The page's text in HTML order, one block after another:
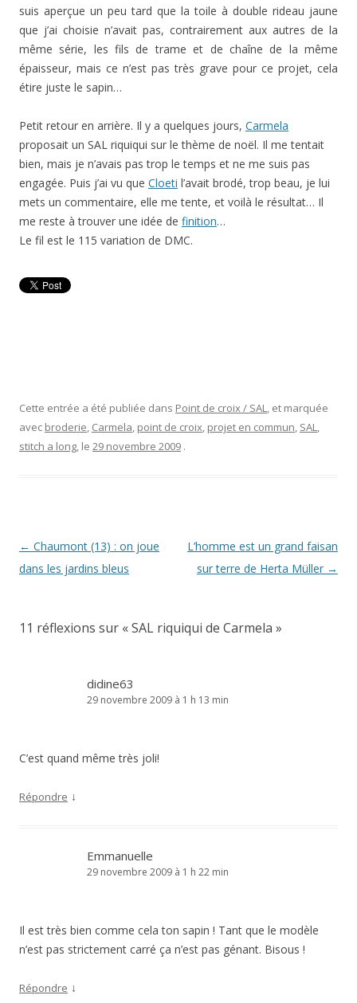
suis aperçue un peu tard que la toile à double rideau jaune
que j’ai choisie n’avait pas, contrairement aux autres de la
même série, les fils de trame et de chaîne de la même
épaisseur, mais ce n’est pas très grave pour ce projet, cela
étire juste le sapin…
Petit retour en arrière. Il y a quelques jours, Carmela
proposait un SAL riquiqui sur le thème de noël. Il me tentait
bien, mais je n’avais pas trop le temps et ne me suis pas
engagée. Puis j’ai vu que Cloeti l’avait brodé, trop beau, je lui
mets un commentaire, elle me tente, et voilà le résultat… Il
me reste à trouver une idée de finition…
Le fil est le 115 variation de DMC.
Cette entrée a été publiée dans Point de croix / SAL, et marquée
avec broderie, Carmela, point de croix, projet en commun, SAL,
stitch a long, le 29 novembre 2009 .
Navigation
des
← Chaumont (13) : on joue
dans les jardins bleus
L’homme est un grand faisan
sur terre de Herta Müller →
11 réflexions sur «SAL riquiqui de Carmela »
didine63
29 novembre 2009 à 1 h 13 min
C’est quand même très joli!
Répondre ↓
Emmanuelle
29 novembre 2009 à 1 h 22 min
Il est très bien comme cela ton sapin ! Tant que le modèle
n’est pas strictement carré ça n’est pas génant. Bisous !
Répondre ↓